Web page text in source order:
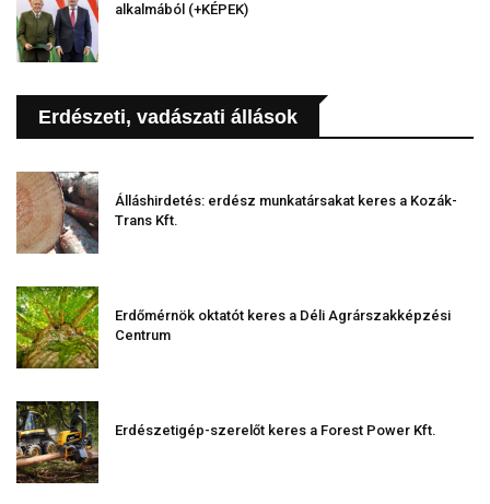
alkalmából (+KÉPEK)
Erdészeti, vadászati állások
Álláshirdetés: erdész munkatársakat keres a Kozák-
Trans Kft.
Erdőmérnök oktatót keres a Déli Agrárszakképzési
Centrum
Erdészetigép-szerelőt keres a Forest Power Kft.